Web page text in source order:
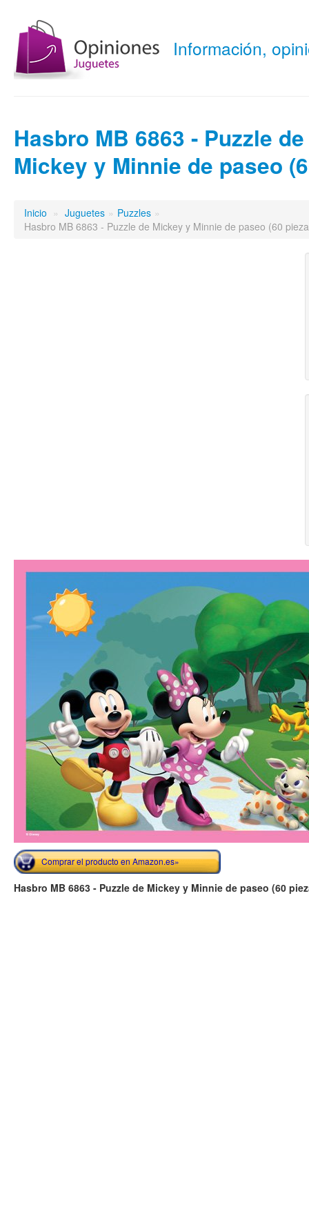
Información,
Hasbro MB 6863 - Puzzle de
Mickey y Minnie de paseo
Inicio » Juguetes » Puzzles »
Hasbro MB 6863 - Puzzle de Mickey y Minnie de paseo (60
Comprar el producto en Amazon.es»
Hasbro MB 6863 - Puzzle de Mickey y Minnie de paseo (60